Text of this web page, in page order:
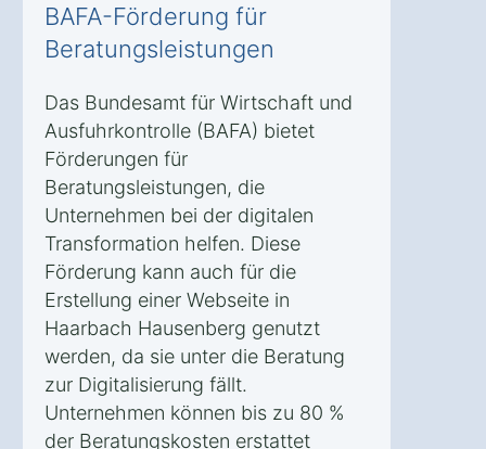
BAFA-Förderung für
Beratungsleistungen
Das Bundesamt für Wirtschaft und
Ausfuhrkontrolle (BAFA) bietet
Förderungen für
Beratungsleistungen, die
Unternehmen bei der digitalen
Transformation helfen. Diese
Förderung kann auch für die
Erstellung einer Webseite in
Haarbach Hausenberg genutzt
werden, da sie unter die Beratung
zur Digitalisierung fällt.
Unternehmen können bis zu 80 %
der Beratungskosten erstattet